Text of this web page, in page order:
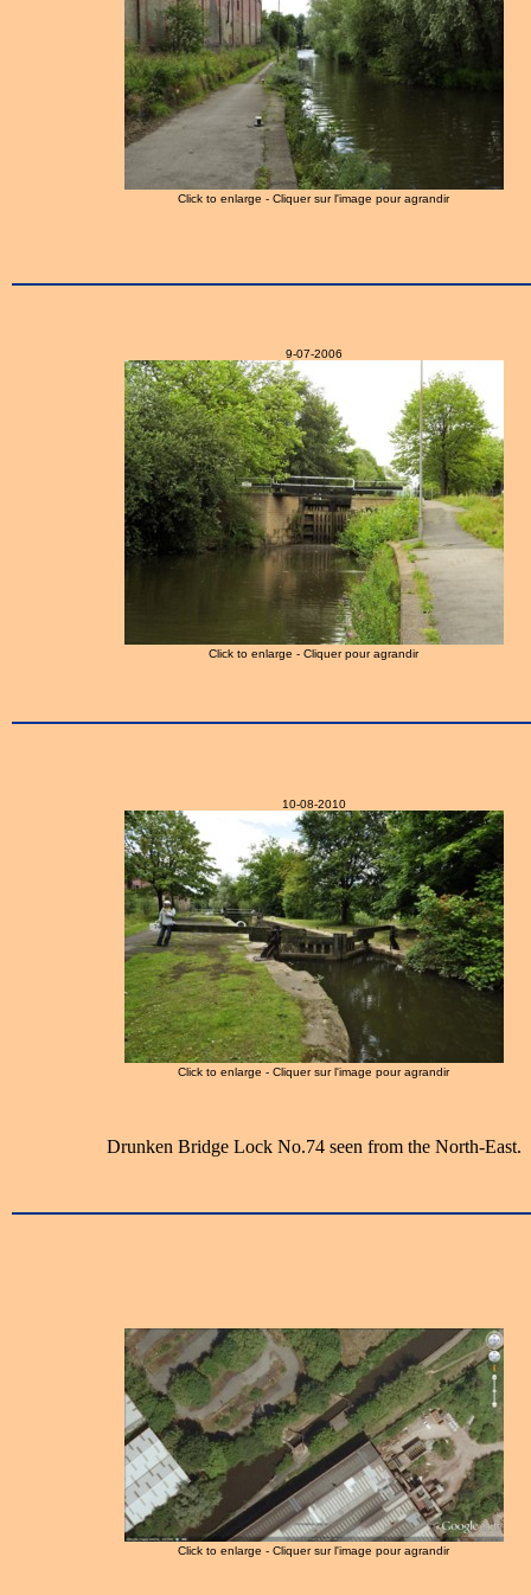
Click to enlarge - Cliquer sur l'image pour agrandir
9-07-2006
Click to enlarge - Cliquer pour agrandir
10-08-2010
Click to enlarge - Cliquer sur l'image pour agrandir
Drunken Bridge Lock No.74 seen from the North-East.
Click to enlarge - Cliquer sur l'image pour agrandir